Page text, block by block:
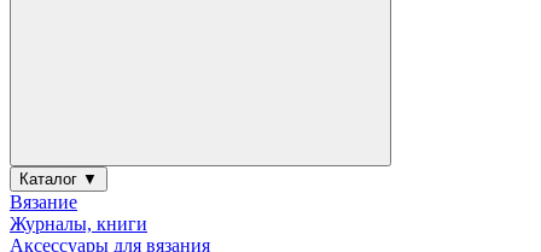
Каталог ▼
Вязание
Журналы, книги
Аксессуары для вязания